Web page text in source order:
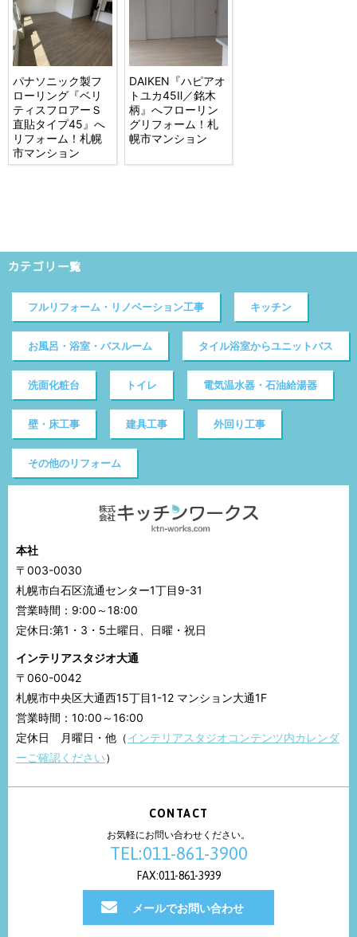
パナソニック製フ
ローリング『ベリ
ティスフロアーＳ
直貼タイプ45』へ
リフォーム！札幌
市マンション
DAIKEN『ハピアオ
トユカ45Ⅱ／銘木
柄』へフローリン
グリフォーム！札
幌市マンション
カテゴリ一覧
フルリフォーム・リノベーション工事 キッチン
お風呂・浴室・バスルーム タイル浴室からユニットバス
洗面化粧台 トイレ 電気温水器・石油給湯器
壁・床工事 建具工事 外回り工事
その他のリフォーム
本社
〒003-0030
札幌市白石区流通センター1丁目9-31
営業時間：9:00～18:00
定休日:第1・3・5土曜日、日曜・祝日
インテリアスタジオ大通
〒060-0042
札幌市中央区大通西15丁目1-12 マンション大通1F
営業時間：10:00～16:00
定休日 月曜日・他（インテリアスタジオコンテンツ内カレンダ
ーご確認ください）
CONTACT
お気軽にお問い合わせください。
TEL:011-861-3900
FAX:011-861-3939
メールでお問い合わせ